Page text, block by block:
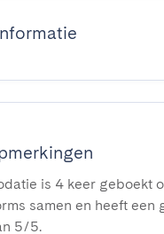
is 4 keer geboekt
samen en heeft een
5/5.